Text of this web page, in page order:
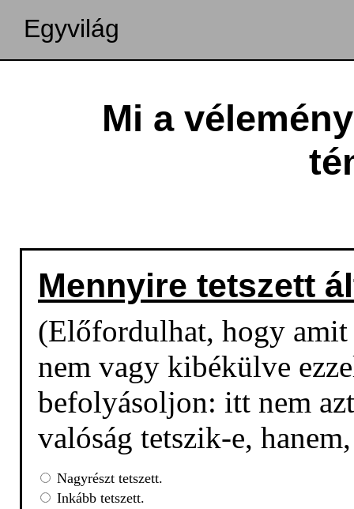
Egyvilág
Mi a
Mennyire tetszett
(Előfordulhat, hogy amit
nem vagy kibékülve
befolyásoljon: itt nem
valóság tetszik-e,
Nagyrészt tetszett.
Inkább tetszett.